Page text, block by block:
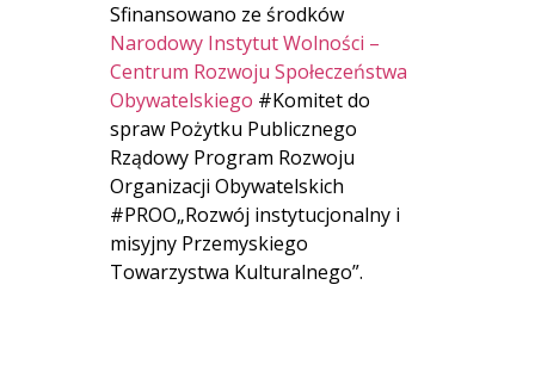
Sfinansowano ze środków
Narodowy Instytut Wolności –
Centrum Rozwoju Społeczeństwa
Obywatelskiego #Komitet do
spraw Pożytku Publicznego
Rządowy Program Rozwoju
Organizacji Obywatelskich
#PROO„Rozwój instytucjonalny i
misyjny Przemyskiego
Towarzystwa Kulturalnego”.